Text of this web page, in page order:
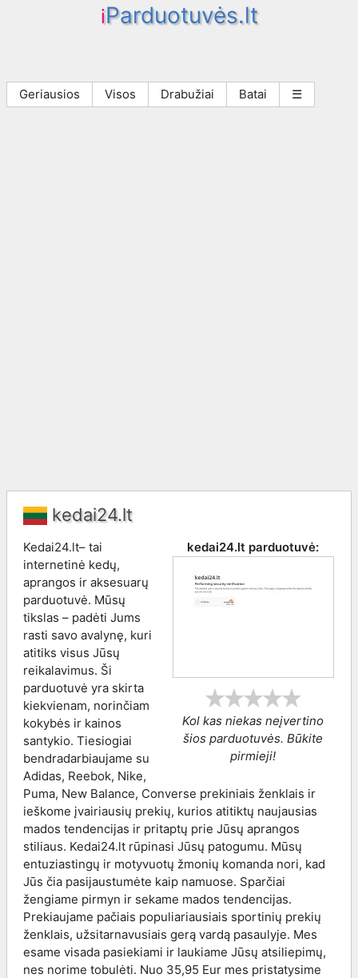
iParduotuvės.lt
Geriausios Visos Drabužiai Batai ☰
kedai24.lt
kedai24.lt parduotuvė:
Kol kas niekas neįvertino
šios parduotuvės. Būkite
pirmieji!
Kedai24.lt– tai
internetinė kedų,
aprangos ir aksesuarų
parduotuvė. Mūsų
tikslas – padėti Jums
rasti savo avalynę, kuri
atitiks visus Jūsų
reikalavimus. Ši
parduotuvė yra skirta
kiekvienam, norinčiam
kokybės ir kainos
santykio. Tiesiogiai
bendradarbiaujame su
Adidas, Reebok, Nike,
Puma, New Balance, Converse prekiniais ženklais ir
ieškome įvairiausių prekių, kurios atitiktų naujausias
mados tendencijas ir pritaptų prie Jūsų aprangos
stiliaus. Kedai24.lt rūpinasi Jūsų patogumu. Mūsų
entuziastingų ir motyvuotų žmonių komanda nori, kad
Jūs čia pasijaustumėte kaip namuose. Sparčiai
žengiame pirmyn ir sekame mados tendencijas.
Prekiaujame pačiais populiariausiais sportinių prekių
ženklais, užsitarnavusiais gerą vardą pasaulyje. Mes
esame visada pasiekiami ir laukiame Jūsų atsiliepimų,
nes norime tobulėti. Nuo 35,95 Eur mes pristatysime